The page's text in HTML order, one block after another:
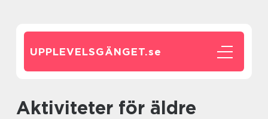
UPPLEVELSGÄNGET.se
Aktiviteter för äldre